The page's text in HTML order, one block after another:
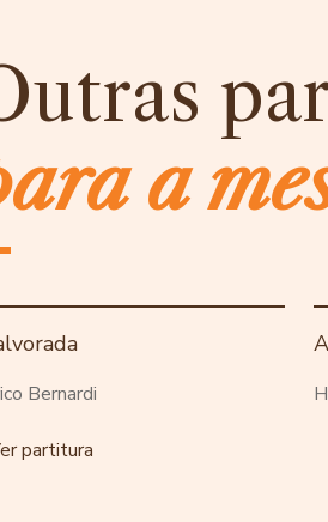
a
Bernardi
partitura